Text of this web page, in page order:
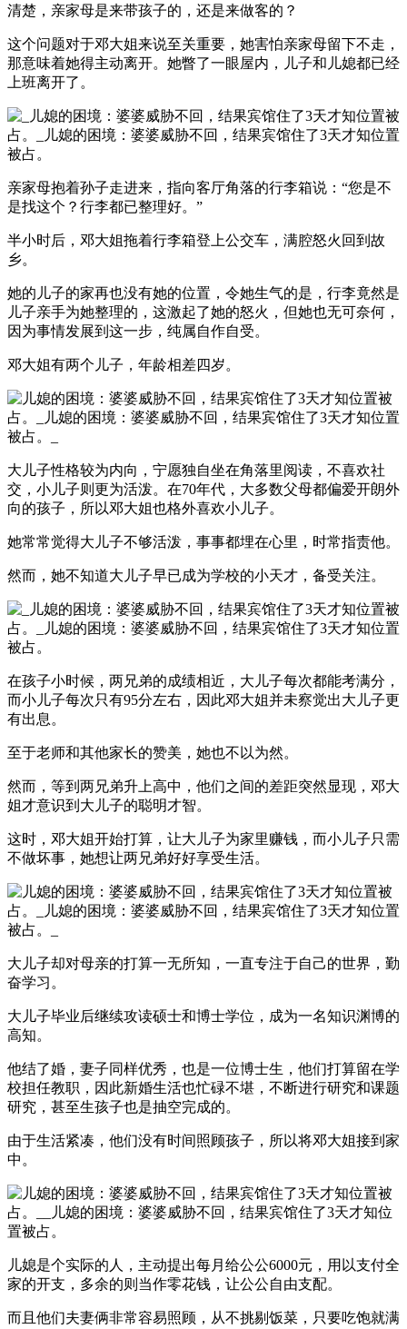
清楚，亲家母是来带孩子的，还是来做客的？
这个问题对于邓大姐来说至关重要，她害怕亲家母留下不走，
那意味着她得主动离开。她瞥了一眼屋内，儿子和儿媳都已经
上班离开了。
亲家母抱着孙子走进来，指向客厅角落的行李箱说：“您是不
是找这个？行李都已整理好。”
半小时后，邓大姐拖着行李箱登上公交车，满腔怒火回到故
乡。
她的儿子的家再也没有她的位置，令她生气的是，行李竟然是
儿子亲手为她整理的，这激起了她的怒火，但她也无可奈何，
因为事情发展到这一步，纯属自作自受。
邓大姐有两个儿子，年龄相差四岁。
大儿子性格较为内向，宁愿独自坐在角落里阅读，不喜欢社
交，小儿子则更为活泼。在70年代，大多数父母都偏爱开朗外
向的孩子，所以邓大姐也格外喜欢小儿子。
她常常觉得大儿子不够活泼，事事都埋在心里，时常指责他。
然而，她不知道大儿子早已成为学校的小天才，备受关注。
在孩子小时候，两兄弟的成绩相近，大儿子每次都能考满分，
而小儿子每次只有95分左右，因此邓大姐并未察觉出大儿子更
有出息。
至于老师和其他家长的赞美，她也不以为然。
然而，等到两兄弟升上高中，他们之间的差距突然显现，邓大
姐才意识到大儿子的聪明才智。
这时，邓大姐开始打算，让大儿子为家里赚钱，而小儿子只需
不做坏事，她想让两兄弟好好享受生活。
大儿子却对母亲的打算一无所知，一直专注于自己的世界，勤
奋学习。
大儿子毕业后继续攻读硕士和博士学位，成为一名知识渊博的
高知。
他结了婚，妻子同样优秀，也是一位博士生，他们打算留在学
校担任教职，因此新婚生活也忙碌不堪，不断进行研究和课题
研究，甚至生孩子也是抽空完成的。
由于生活紧凑，他们没有时间照顾孩子，所以将邓大姐接到家
中。
儿媳是个实际的人，主动提出每月给公公6000元，用以支付全
家的开支，多余的则当作零花钱，让公公自由支配。
而且他们夫妻俩非常容易照顾，从不挑剔饭菜，只要吃饱就满